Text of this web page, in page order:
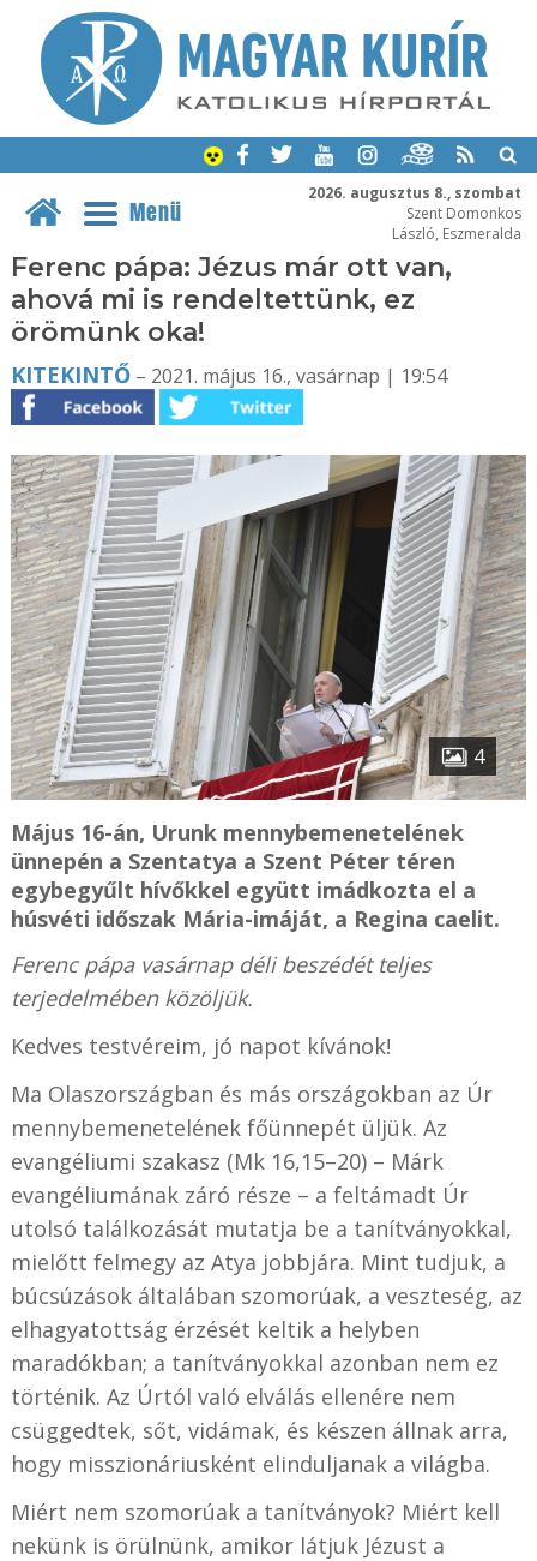
2026. augusztus 8., szombat
Szent Domonkos
László, Eszmeralda
Menü
Ferenc pápa: Jézus már ott van,
ahová mi is rendeltettünk, ez
örömünk oka!
KITEKINTŐ– 2021. május 16., vasárnap | 19:54
4
Május 16-án, Urunk mennybemenetelének
ünnepén a Szentatya a Szent Péter téren
egybegyűlt hívőkkel együtt imádkozta el a
húsvéti időszak Mária-imáját, a Regina caelit.
Ferenc pápa vasárnap déli beszédét teljes
terjedelmében közöljük.
Kedves testvéreim, jó napot kívánok!
Ma Olaszországban és más országokban az Úr
mennybemenetelének főünnepét üljük. Az
evangéliumi szakasz (Mk 16,15–20) – Márk
evangéliumának záró része – a feltámadt Úr
utolsó találkozását mutatja be a tanítványokkal,
mielőtt felmegy az Atya jobbjára. Mint tudjuk, a
búcsúzások általában szomorúak, a veszteség, az
elhagyatottság érzését keltik a helyben
maradókban; a tanítványokkal azonban nem ez
történik. Az Úrtól való elválás ellenére nem
csüggedtek, sőt, vidámak, és készen állnak arra,
hogy misszionáriusként elinduljanak a világba.
Miért nem szomorúak a tanítványok? Miért kell
nekünk is örülnünk, amikor látjuk Jézust a